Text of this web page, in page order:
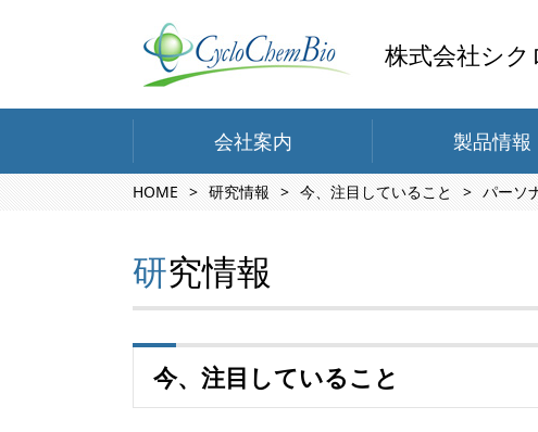
株式会社シ
会社案内 製品情報
HOME 研究情報 今、注目していること パーソ
研究情報
今、注目していること